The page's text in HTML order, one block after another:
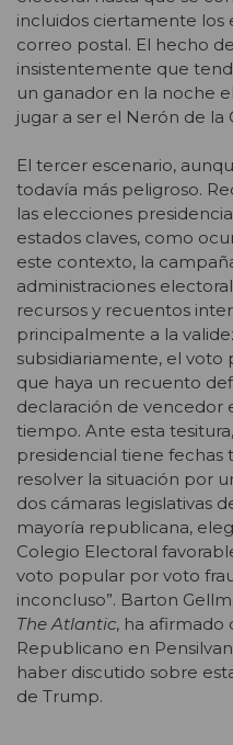
incluidos ciertamente
correo postal. El hecho
insistentemente que
un ganador en la noche
jugar a ser el Nerón de
El tercer escenario,
todavía más peligroso.
las elecciones
estados claves, como
este contexto, la
administraciones
recursos y recuentos
principalmente a la
subsidiariamente, el voto
que haya un recuento
declaración de vencedor
tiempo. Ante esta
presidencial tiene fechas
resolver la situación por
dos cámaras legislativas
mayoría republicana,
Colegio Electoral
voto popular por voto
inconcluso”. Barton
The Atlantic, ha afirmado
Republicano en
haber discutido sobre
de Trump.